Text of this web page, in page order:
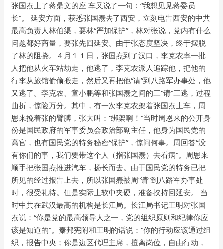
张国焘上了蒋鼎文的座 车又说了一句：“我想见见蒋委员
长”。 延安方面，获悉张国焘去了西安，立刻电告西安的中共
最高负责人林伯渠，要林“严加保护”，林对张说，党内有什么
问题都好商量，要张先回延安。由于张态度坚决，终于摆脱
了林的阻挠。４月１１日，张国焘到了汉口，李克农率一批
人把他从火车站劫走，他逃了，李克农派人追踪他，把他的
行李从旅馆偷偷搬走，然后又再把他“请”到八路军办事处，他
又逃了。李克农、童小鹏等和张国焘之间的三“请”三逃，过程
曲折，惊险万分。其中，有一次李克农架着张国焘上车，周
恩来挽着张的臂膊，张大叫：“绑架啊！”当时周恩来的公开身
份是国民政府的军事委员会政治部副主任，他身为国民党的
高官，也有国民党的特务秘密“保护”，惊问何事。周回答“没
有你们的事，我们要带这个人（指张国焘）去看病”。周恩来
顺手把张国焘推进汽车，扬长而去。由于国民党的特务已把
所见的经过报告上去，所以张国焘被周“请”到八路军办事处
时，很受礼待。但是实际上软中夹硬，准备挟持回延安。 当
时中共在武汉最高的机构是长江局。长江局书记王明对张国
焘说：“你是党的最高领导人之一，党的组织原则和纪律你应
该是知道的”。秦邦宪附和王明的话说：“你的行动应该通过组
织，报告中央；你是边区代理主席，擅离岗位，自由行动，
变
节
记